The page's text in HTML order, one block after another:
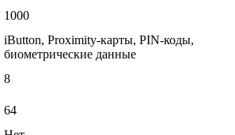
1000
iButton, Proximity-карты, PIN-коды,
биометрические данные
8
64